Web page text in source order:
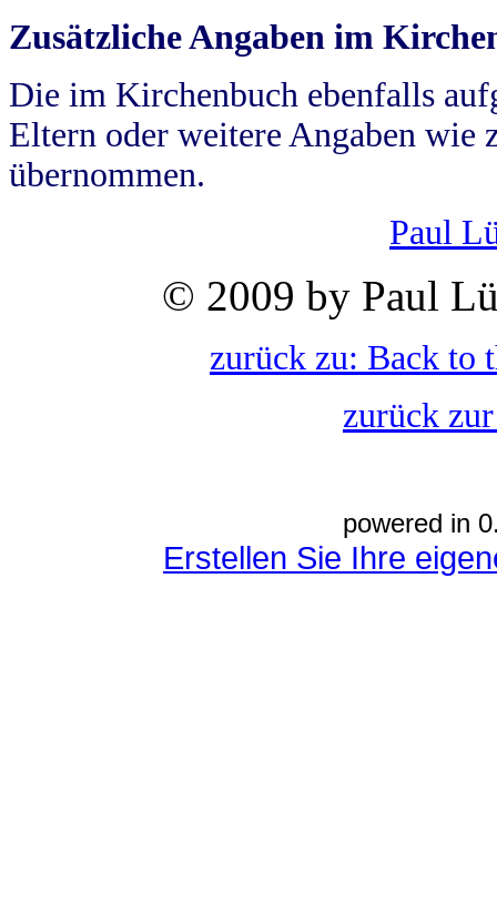
Zusätzliche Angaben im
Die im Kirchenbuch ebenfalls
Eltern oder weitere Angaben wie
übernommen.
Paul
© 2009 by Paul
zurück zu: Back to
zurück
powered in
Erstellen Sie Ihre